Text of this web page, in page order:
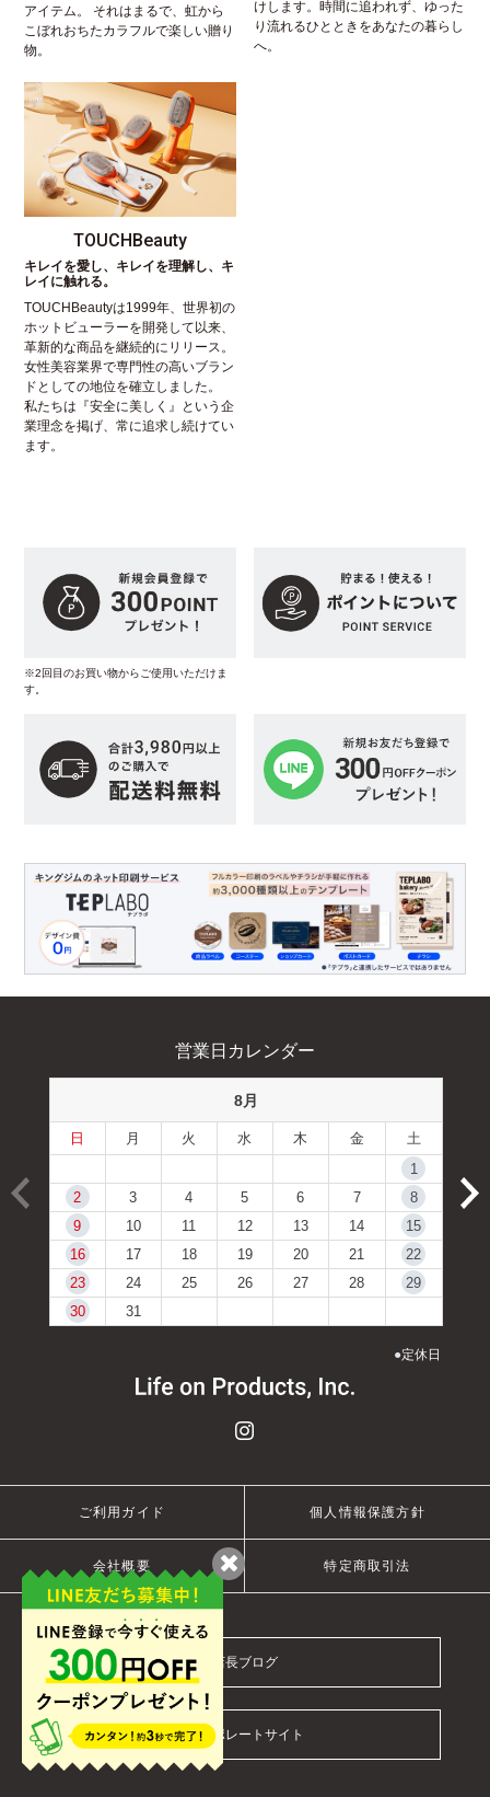
アイテム。 それはまるで、虹から
こぼれおちたカラフルで楽しい贈り
物。
けします。時間に追われず、ゆった
り流れるひとときをあなたの暮らし
へ。
TOUCHBeauty
キレイを愛し、キレイを理解し、キ
レイに触れる。
TOUCHBeautyは1999年、世界初の
ホットビューラーを開発して以来、
革新的な商品を継続的にリリース。
女性美容業界で専門性の高いブラン
ドとしての地位を確立しました。
私たちは『安全に美しく』という企
業理念を掲げ、常に追求し続けてい
ます。
※2回目のお買い物からご使用いただけま
す。
営業日カレンダー
8月
日 月 火 水 木 金
土
1
2
3 4 5 6 7
8
9
10 11 12 13 14
15
16
17 18 19 20 21
22
23
24 25 26 27 28
29
30
31
●定休日
ご利用ガイド 個人情報保護方針
会社概要 特定商取引法
店長ブログ
コーポレートサイト